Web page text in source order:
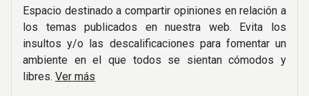
Espacio destinado a compartir opiniones en relación a
los temas publicados en nuestra web. Evita los
insultos y/o las descalificaciones para fomentar un
ambiente en el que todos se sientan cómodos y
libres. Ver más